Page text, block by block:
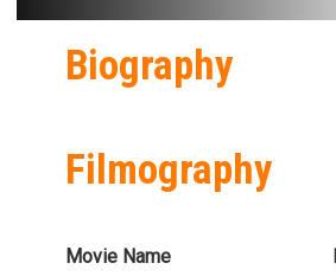
Biography
Filmography
Movie Name